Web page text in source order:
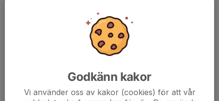
Nu kör vi snart igång, det ska bli jättekul!
Tidigare nyheter
Godkänn kakor
Vi använder oss av kakor (cookies) för att vår